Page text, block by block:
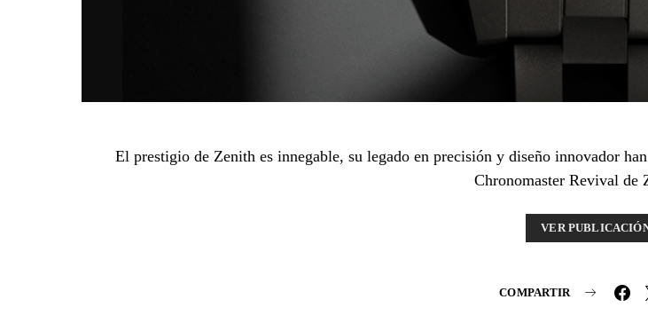
El prestigio de Zenith es innegable, su legado en precisión y diseño innovador
Chronomaster Revival de
VER
COMPARTIR